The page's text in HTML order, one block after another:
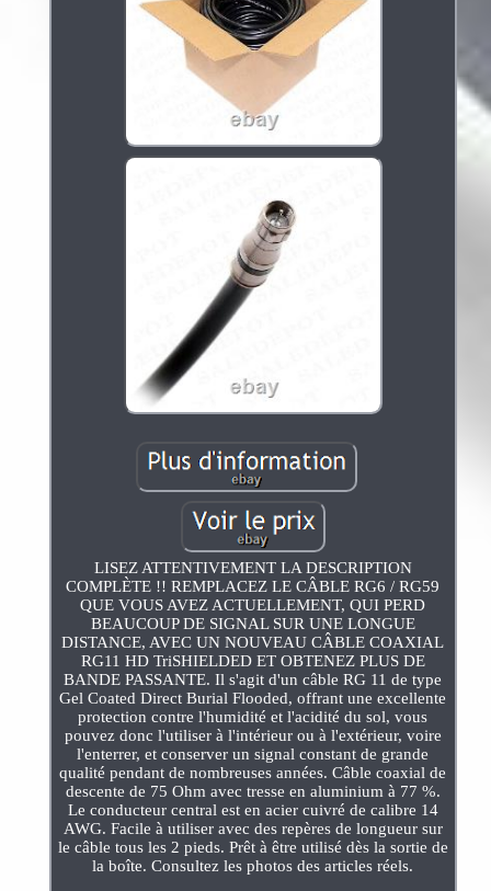
LISEZ ATTENTIVEMENT LA DESCRIPTION
COMPLÈTE !! REMPLACEZ LE CÂBLE RG6 / RG59
QUE VOUS AVEZ ACTUELLEMENT, QUI PERD
BEAUCOUP DE SIGNAL SUR UNE LONGUE
DISTANCE, AVEC UN NOUVEAU CÂBLE COAXIAL
RG11 HD TriSHIELDED ET OBTENEZ PLUS DE
BANDE PASSANTE. Il s'agit d'un câble RG 11 de type
Gel Coated Direct Burial Flooded, offrant une excellente
protection contre l'humidité et l'acidité du sol, vous
pouvez donc l'utiliser à l'intérieur ou à l'extérieur, voire
l'enterrer, et conserver un signal constant de grande
qualité pendant de nombreuses années. Câble coaxial de
descente de 75 Ohm avec tresse en aluminium à 77 %.
Le conducteur central est en acier cuivré de calibre 14
AWG. Facile à utiliser avec des repères de longueur sur
le câble tous les 2 pieds. Prêt à être utilisé dès la sortie de
la boîte. Consultez les photos des articles réels.